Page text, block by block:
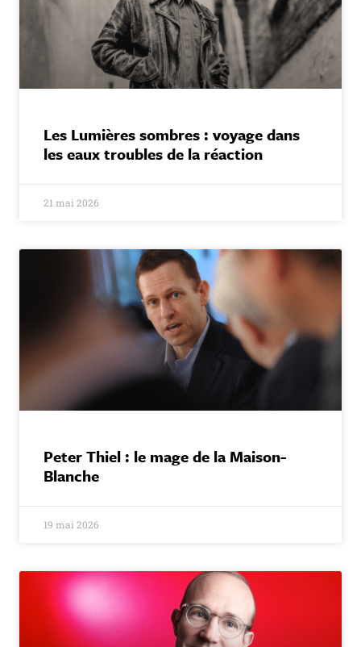
Les Lumières sombres : voyage dans
les eaux troubles de la réaction
21 mai 2026
Peter Thiel : le mage de la Maison-
Blanche
19 mai 2026